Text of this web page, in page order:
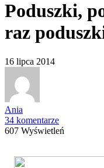
Poduszki,
raz
16 lipca 2014
Ania
34 komentarze
607 Wyświetleń